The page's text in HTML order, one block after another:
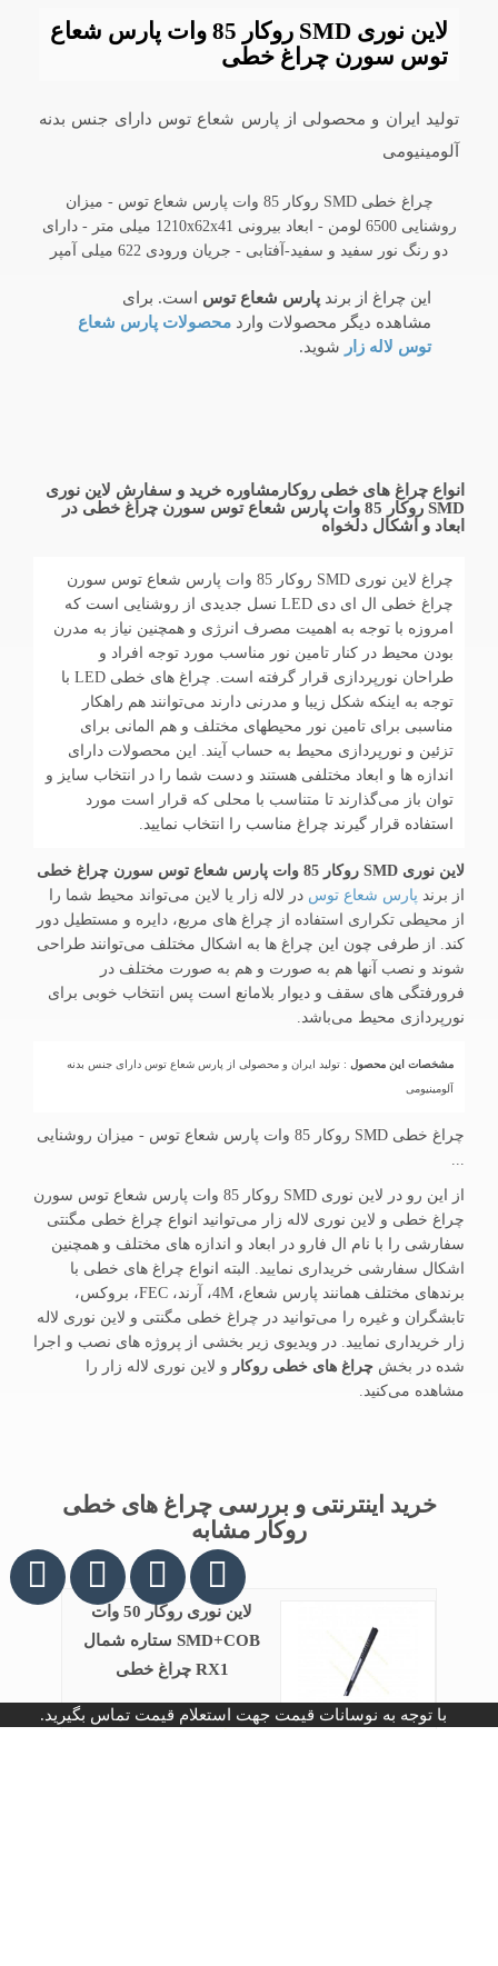
لاین نوری SMD روکار 85 وات پارس شعاع
توس سورن چراغ خطی
تولید ایران و محصولی از پارس شعاع توس دارای جنس بدنه
آلومینیومی
چراغ خطی SMD روکار 85 وات پارس شعاع توس - میزان
روشنایی 6500 لومن - ابعاد بیرونی 1210x62x41 میلی متر - دارای
دو رنگ نور سفید و سفید-آفتابی - جریان ورودی 622 میلی آمپر
این چراغ از برند پارس شعاع توس
است. برای
مشاهده دیگر محصولات وارد محصولات پارس شعاع
توس لاله زار شوید.
انواع چراغ های خطی روکارمشاوره خرید و سفارش لاین نوری
SMD روکار 85 وات پارس شعاع توس سورن چراغ خطی در
ابعاد و اشکال دلخواه
چراغ لاین نوری SMD روکار 85 وات پارس شعاع توس سورن
چراغ خطی ال ای دی LED نسل جدیدی از روشنایی است که
امروزه با توجه به اهمیت مصرف انرژی و همچنین نیاز به مدرن
بودن محیط در کنار تامین نور مناسب مورد توجه افراد و
طراحان نورپردازی قرار گرفته است. چراغ های خطی LED با
توجه به اینکه شکل زیبا و مدرنی دارند می‌توانند هم راهکار
مناسبی برای تامین نور محیطهای مختلف و هم المانی برای
تزئین و نورپردازی محیط به حساب آیند. این محصولات دارای
اندازه ها و ابعاد مختلفی هستند و دست شما را در انتخاب سایز و
توان باز می‌گذارند تا متناسب با محلی که قرار است مورد
استفاده قرار گیرند چراغ مناسب را انتخاب نمایید.
لاین نوری SMD روکار 85 وات پارس شعاع توس سورن چراغ خطی
از برند پارس شعاع توس در لاله زار یا لاین می‌تواند محیط شما را
از محیطی تکراری استفاده از چراغ های مربع، دایره و مستطیل دور
کند. از طرفی چون این چراغ ها به اشکال مختلف می‌توانند طراحی
شوند و نصب آنها هم به صورت و هم به صورت مختلف در
فرورفتگی های سقف و دیوار بلامانع است پس انتخاب خوبی برای
نورپردازی محیط می‌باشد.
مشخصات این محصول : تولید ایران و محصولی از پارس شعاع توس دارای جنس بدنه
آلومینیومی
چراغ خطی SMD روکار 85 وات پارس شعاع توس - میزان روشنایی
...
از این رو در لاین نوری SMD روکار 85 وات پارس شعاع توس سورن
چراغ خطی و لاین نوری لاله زار می‌توانید انواع چراغ خطی مگنتی
سفارشی را با نام ال فارو در ابعاد و اندازه های مختلف و همچنین
اشکال سفارشی خریداری نمایید. البته انواع چراغ های خطی با
برندهای مختلف همانند پارس شعاع، 4M، آرند، FEC، بروکس،
تابشگران و غیره را می‌توانید در چراغ خطی مگنتی و لاین نوری لاله
زار خریداری نمایید. در ویدیوی زیر بخشی از پروژه های نصب و اجرا
شده در بخش چراغ های خطی روکار و لاین نوری لاله زار را
مشاهده می‌کنید.
خرید اینترنتی و بررسی چراغ های خطی
روکار مشابه
لاین نوری روکار 50 وات
SMD+COB ستاره شمال
RX1 چراغ خطی
با توجه به نوسانات قیمت جهت استعلام قیمت تماس بگیرید.